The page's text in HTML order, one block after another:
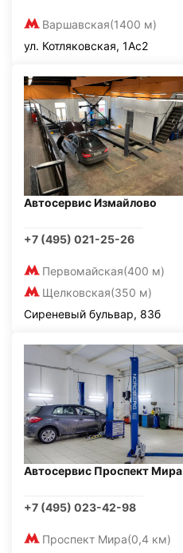
Варшавская(1400 м)
ул. Котляковская, 1Ас2
Автосервис Измайлово
+7 (495) 021-25-26
Первомайская(400 м)
Щелковская(350 м)
Сиреневый бульвар, 83б
Автосервис Проспект Мира
+7 (495) 023-42-98
Проспект Мира(0,4 км)